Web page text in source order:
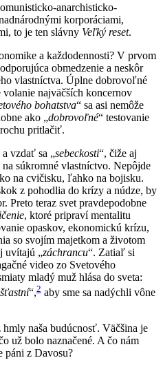
anarchisticko-
korporáciami,
to je ten slávny Veľký reset.
a každodennosti? V prvom
obmedzenie a neskôr
vlastníctva. Úplne dobrovoľné
volanie najväčších koncernov
bohatstva“ sa asi nemôže
ako „dobrovoľné“ testovanie
pritlačiť.
vzdať sa „sebeckosti“, čiže aj
súkromné vlastníctvo. Nepôjde
na cvičisku, ľahko na bojisku.
z pohodlia do krízy a núdze, by
Preto teraz svet pravdepodobne
, ktoré pripraví mentalitu
opaskov, ekonomickú krízu,
so svojím majetkom a životom
uvítajú „záchrancu“. Zatiaľ si
video zo Svetového
mladý muž hlása do sveta:
“,2 aby sme sa nadýchli vône
naša budúcnosť. Väčšina je
už bolo naznačené. A čo nám
páni z Davosu?